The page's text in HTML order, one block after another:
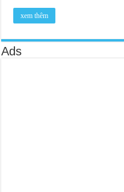
xem thêm
Ads